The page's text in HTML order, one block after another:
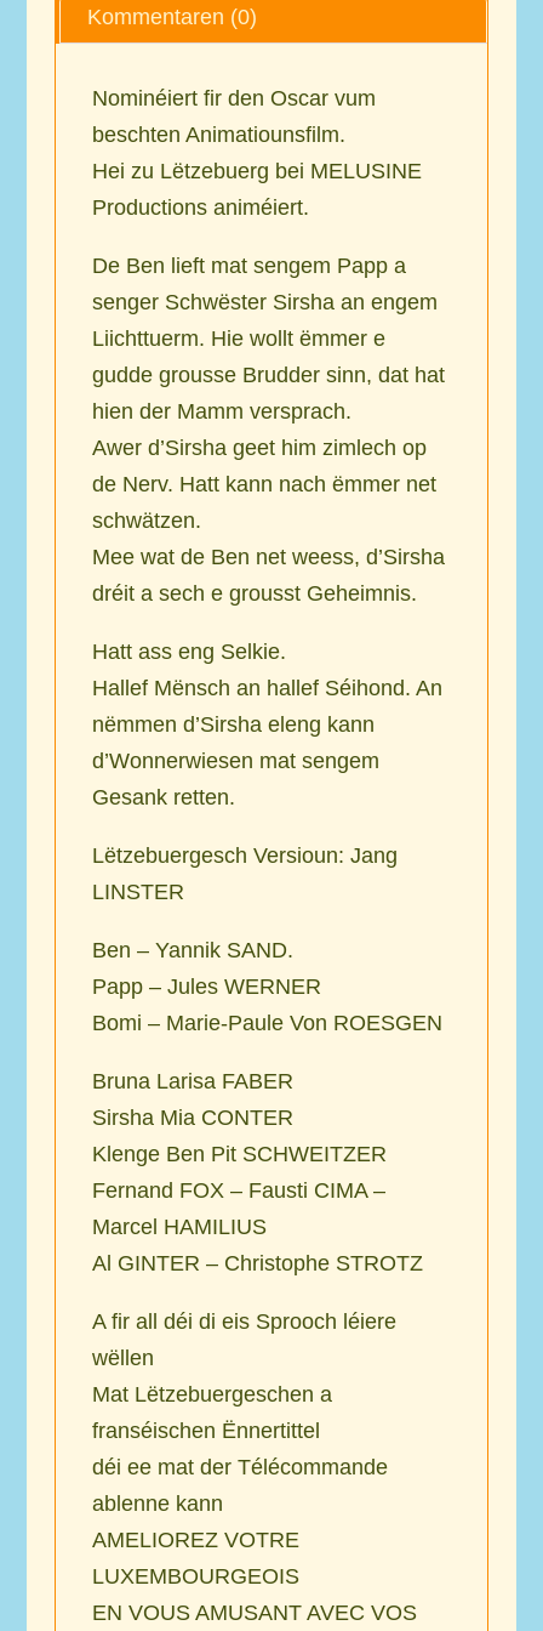
Kommentaren (0)
Nominéiert fir den Oscar vum
beschten Animatiounsfilm.
Hei zu Lëtzebuerg bei MELUSINE
Productions animéiert.
De Ben lieft mat sengem Papp a
senger Schwëster Sirsha an engem
Liichttuerm. Hie wollt ëmmer e
gudde grousse Brudder sinn, dat hat
hien der Mamm versprach.
Awer d’Sirsha geet him zimlech op
de Nerv. Hatt kann nach ëmmer net
schwätzen.
Mee wat de Ben net weess, d’Sirsha
dréit a sech e grousst Geheimnis.
Hatt ass eng Selkie.
Hallef Mënsch an hallef Séihond. An
nëmmen d’Sirsha eleng kann
d’Wonnerwiesen mat sengem
Gesank retten.
Lëtzebuergesch Versioun: Jang
LINSTER
Ben – Yannik SAND.
Papp – Jules WERNER
Bomi – Marie-Paule Von ROESGEN
Bruna Larisa FABER
Sirsha Mia CONTER
Klenge Ben Pit SCHWEITZER
Fernand FOX – Fausti CIMA –
Marcel HAMILIUS
Al GINTER – Christophe STROTZ
A fir all déi di eis Sprooch léiere
wëllen
Mat Lëtzebuergeschen a
franséischen Ënnertittel
déi ee mat der Télécommande
ablenne kann
AMELIOREZ VOTRE
LUXEMBOURGEOIS
EN VOUS AMUSANT AVEC VOS